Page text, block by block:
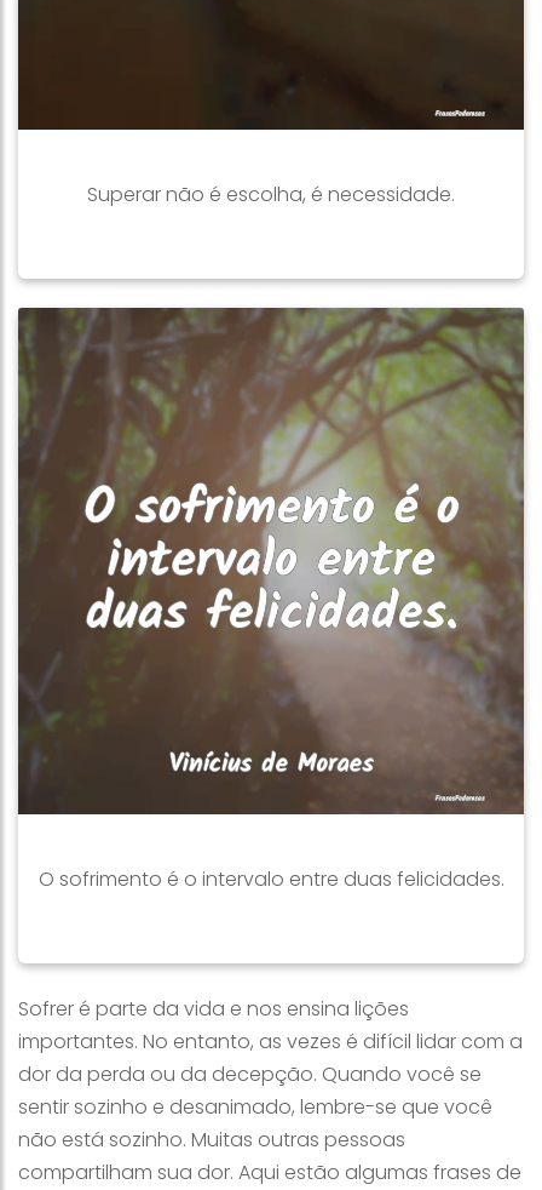
Superar não é escolha, é necessidade.
O sofrimento é o intervalo entre duas felicidades.
Sofrer é parte da vida e nos ensina lições
importantes. No entanto, as vezes é difícil lidar com a
dor da perda ou da decepção. Quando você se
sentir sozinho e desanimado, lembre-se que você
não está sozinho. Muitas outras pessoas
compartilham sua dor. Aqui estão algumas frases de